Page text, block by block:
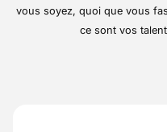
Autonomie,
respectueux
savoir-faire
méthodes de
vous soyez, quoi que vous
ce sont vos